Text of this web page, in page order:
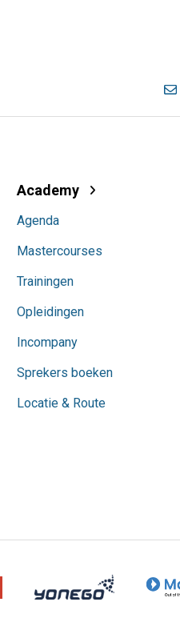
Academy
Agenda
Mastercourses
Trainingen
Opleidingen
Incompany
Sprekers boeken
Locatie & Route